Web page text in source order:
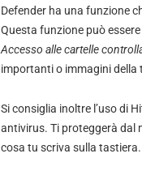
Defender ha una funzione
Questa funzione può
Accesso alle cartelle
importanti o immagini della
Si consiglia inoltre l’uso di
antivirus. Ti proteggerà dal
cosa tu scriva sulla tastiera.